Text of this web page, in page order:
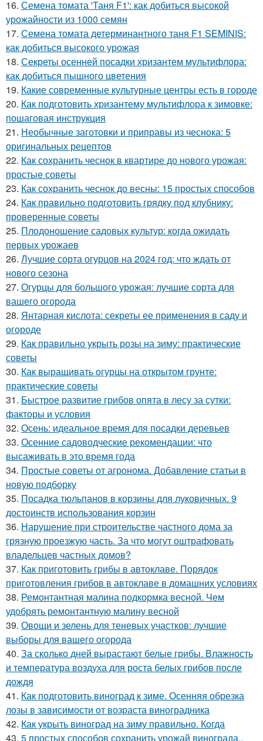
16. Семена томата 'Таня F1': как добиться высокой
урожайности из 1000 семян
17. Семена томата детерминантного таня F1 SEMINIS:
как добиться высокого урожая
18. Секреты осенней посадки хризантем мультифлора:
как добиться пышного цветения
19. Какие современные культурные центры есть в городе
20. Как подготовить хризантему мультифлора к зимовке:
пошаговая инструкция
21. Необычные заготовки и приправы из чеснока: 5
оригинальных рецептов
22. Как сохранить чеснок в квартире до нового урожая:
простые советы
23. Как сохранить чеснок до весны: 15 простых способов
24. Как правильно подготовить грядку под клубнику:
проверенные советы
25. Плодоношение садовых культур: когда ожидать
первых урожаев
26. Лучшие сорта огурцов на 2024 год: что ждать от
нового сезона
27. Огурцы для большого урожая: лучшие сорта для
вашего огорода
28. Янтарная кислота: секреты ее применения в саду и
огороде
29. Как правильно укрыть розы на зиму: практические
советы
30. Как выращивать огурцы на открытом грунте:
практические советы
31. Быстрое развитие грибов опята в лесу за сутки:
факторы и условия
32. Осень: идеальное время для посадки деревьев
33. Осенние садоводческие рекомендации: что
высаживать в это время года
34. Простые советы от агронома. Добавление статьи в
новую подборку
35. Посадка тюльпанов в корзины для луковичных. 9
достоинств использования корзин
36. Нарушение при строительстве частного дома за
грязную проезжую часть. За что могут оштрафовать
владельцев частных домов?
37. Как приготовить грибы в автоклаве. Порядок
приготовления грибов в автоклаве в домашних условиях
38. Ремонтантная малина подкормка весной. Чем
удобрять ремонтантную малину весной
39. Овощи и зелень для теневых участков: лучшие
выборы для вашего огорода
40. За сколько дней вырастают белые грибы. Влажность
и температура воздуха для роста белых грибов после
дождя
41. Как подготовить виноград к зиме. Осенняя обрезка
лозы в зависимости от возраста виноградника
42. Как укрыть виноград на зиму правильно. Когда
43. 5 простых способов сохранить урожай винограда..